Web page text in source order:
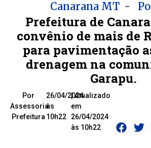
Canarana MT -
Prefeitura de
convênio de mais de
para pavimentação
drenagem na
Garapu.
Por
Assessoria
Prefeitura
26/04/2024
às
10h22
| Atualizado
em
26/04/2024
às 10h22